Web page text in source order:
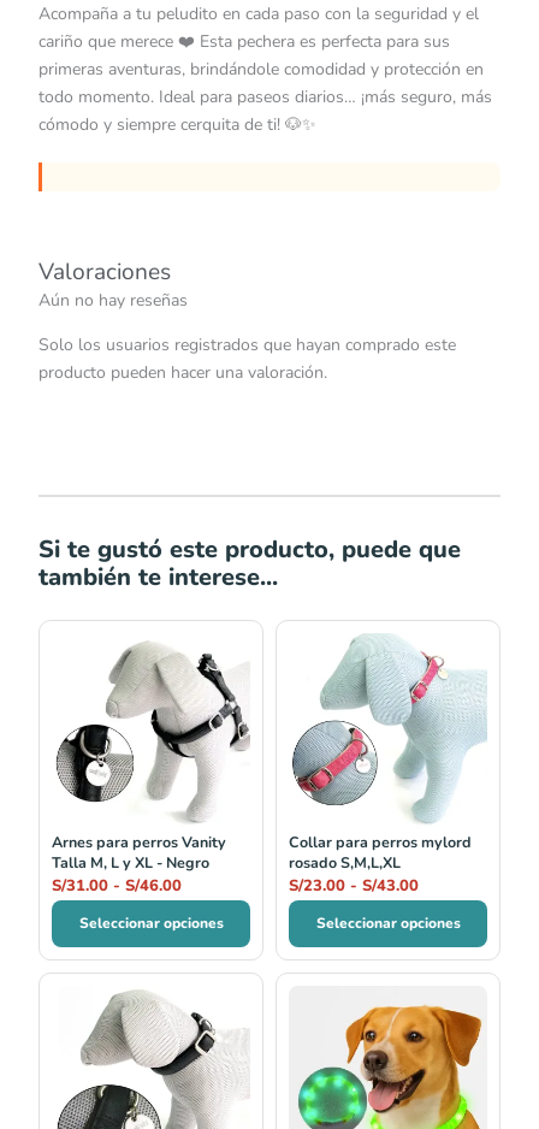
Acompaña a tu peludito en cada paso con la seguridad y el
cariño que merece ❤️ Esta pechera es perfecta para sus
primeras aventuras, brindándole comodidad y protección en
todo momento. Ideal para paseos diarios… ¡más seguro, más
cómodo y siempre cerquita de ti! 🐶✨
Valoraciones
Aún no hay reseñas
Solo los usuarios registrados que hayan comprado este
producto pueden hacer una valoración.
Si te gustó este producto, puede que
también te interese...
Arnes para perros Vanity
Talla M, L y XL - Negro
S/31.00 - S/46.00
de
precios:
desde
S/31.00
hasta
S/46.00
Seleccionar opciones
Collar para perros mylord
rosado S,M,L,XL
S/23.00 - S/43.00
de
precios:
desde
S/23.00
hasta
S/43.00
Seleccionar opciones
de
precios:
desde
S/19.90
hasta
de
precios:
desde
S/19.90
hasta